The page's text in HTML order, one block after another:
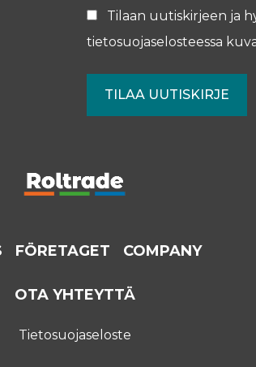
Tilaan uutiskirjeen ja
tietosuojaselosteessa
FÖRETAGET COMPANY
OTA YHTEYTTÄ
Tietosuojaseloste